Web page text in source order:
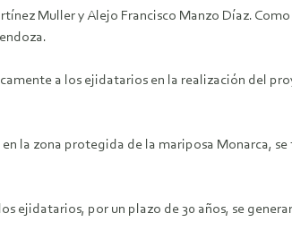
Muller y Alejo Francisco Manzo Díaz.
a los ejidatarios en la realización del
zona protegida de la mariposa Monarca, se
por un plazo de 30 años, se